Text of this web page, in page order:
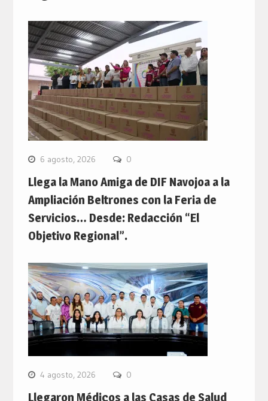
6 agosto, 2026 0
Llega la Mano Amiga de DIF Navojoa a la
Ampliación Beltrones con la Feria de
Servicios… Desde: Redacción “El
Objetivo Regional”.
4 agosto, 2026 0
Llegaron Médicos a las Casas de Salud